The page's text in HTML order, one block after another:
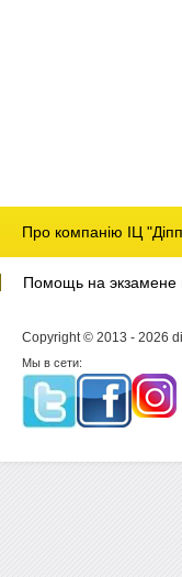
Про компанію ІЦ
Помощь на экзамене
Copyright © 2013 - 2026
Мы в сети: